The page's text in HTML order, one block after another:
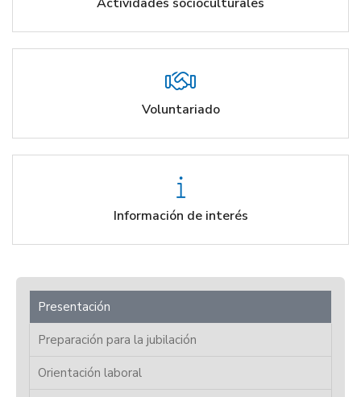
Voluntariado
Información de interés
Presentación
Preparación para la jubilación
Orientación laboral